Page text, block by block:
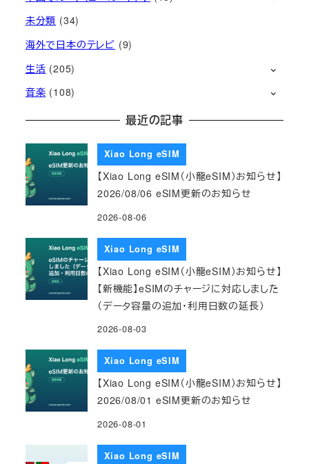
未分類 (34)
海外で日本のテレビ (9)
生活 (205)
音楽 (108)
最近の記事
Xiao Long eSIM
【Xiao Long eSIM（小龍eSIM）お知らせ】
2026/08/06 eSIM更新のお知らせ
2026-08-06
Xiao Long eSIM
【Xiao Long eSIM（小龍eSIM）お知らせ】
【新機能】eSIMのチャージに対応しました
（データ容量の追加・利用日数の延長）
2026-08-03
Xiao Long eSIM
【Xiao Long eSIM（小龍eSIM）お知らせ】
2026/08/01 eSIM更新のお知らせ
2026-08-01
Xiao Long eSIM